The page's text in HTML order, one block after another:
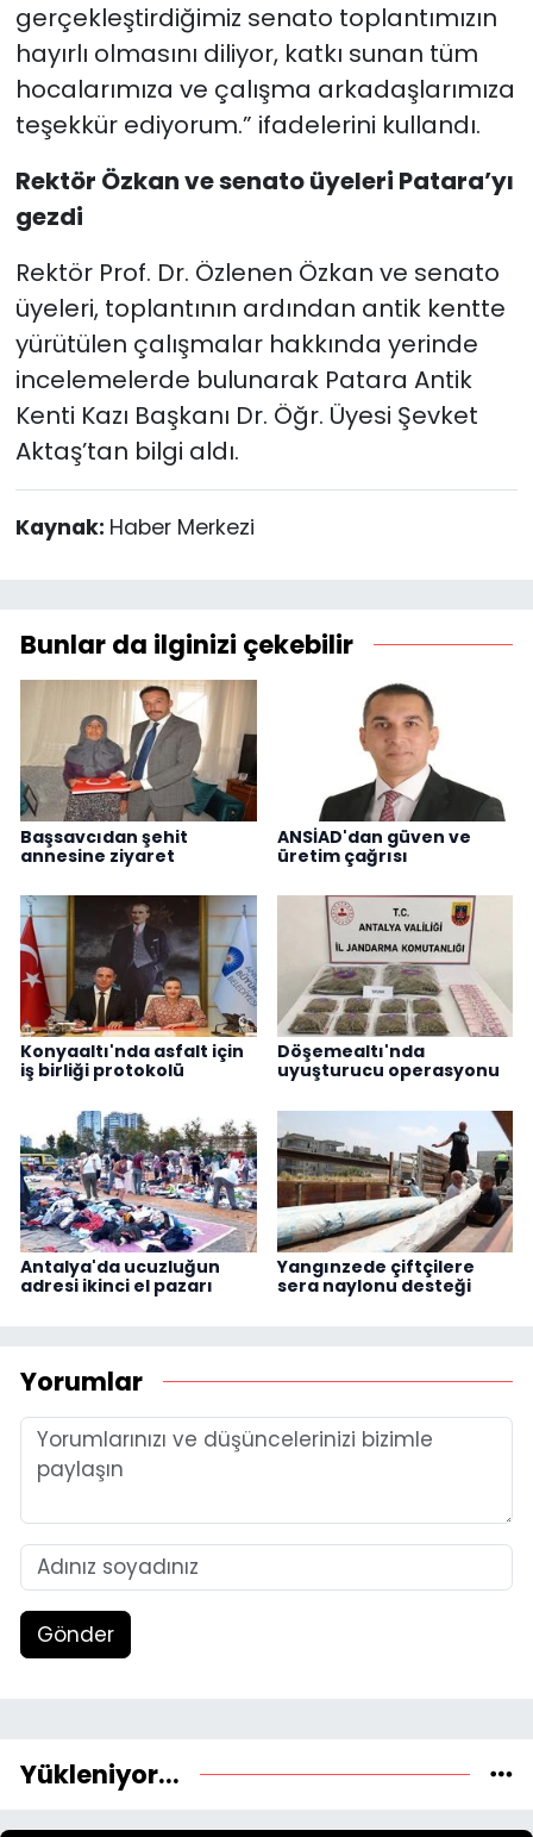
gerçekleştirdiğimiz senato toplantımızın
hayırlı olmasını diliyor, katkı sunan tüm
hocalarımıza ve çalışma arkadaşlarımıza
teşekkür ediyorum.” ifadelerini kullandı.
Rektör Özkan ve senato üyeleri Patara’yı
gezdi
Rektör Prof. Dr. Özlenen Özkan ve senato
üyeleri, toplantının ardından antik kentte
yürütülen çalışmalar hakkında yerinde
incelemelerde bulunarak Patara Antik
Kenti Kazı Başkanı Dr. Öğr. Üyesi Şevket
Aktaş’tan bilgi aldı.
Kaynak: Haber Merkezi
Bunlar da ilginizi çekebilir
Başsavcıdan şehit
annesine ziyaret
ANSİAD'dan güven ve
üretim çağrısı
Konyaaltı'nda asfalt için
iş birliği protokolü
Döşemealtı'nda
uyuşturucu operasyonu
Antalya'da ucuzluğun
adresi ikinci el pazarı
Yangınzede çiftçilere
sera naylonu desteği
Yorumlar
Gönder
Yükleniyor...